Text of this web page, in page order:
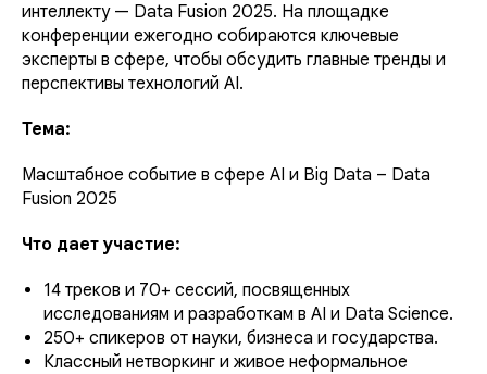
интеллекту — Data Fusion 2025. На площадке
конференции ежегодно собираются ключевые
эксперты в сфере, чтобы обсудить главные тренды и
перспективы технологий AI.
Тема:
Масштабное событие в сфере AI и Big Data – Data
Fusion 2025
Что дает участие:
14 треков и 70+ сессий, посвященных
исследованиям и разработкам в AI и Data Science.
250+ спикеров от науки, бизнеса и государства.
Классный нетворкинг и живое неформальное